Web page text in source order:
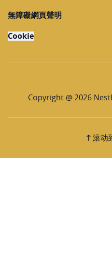
無障礙網頁聲明
Cookie
Copyright @ 2026
滚动